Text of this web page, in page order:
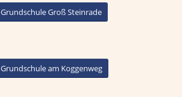
Grundschule Groß Steinrade
Grundschule am Koggenweg